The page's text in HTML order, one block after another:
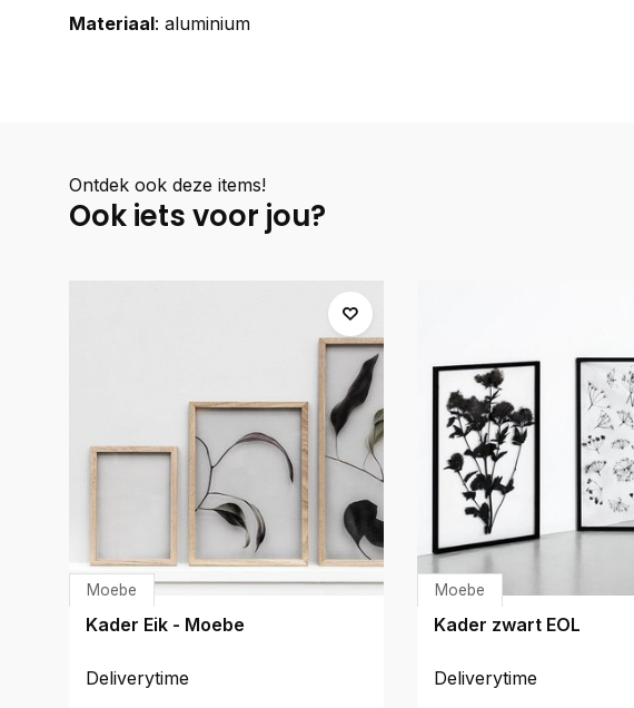
Materiaal: aluminium
Ontdek ook deze items!
Ook iets voor jou?
Moebe
Kader Eik - Moebe
Deliverytime
Moebe
Kader zwart EOL
Deliverytime